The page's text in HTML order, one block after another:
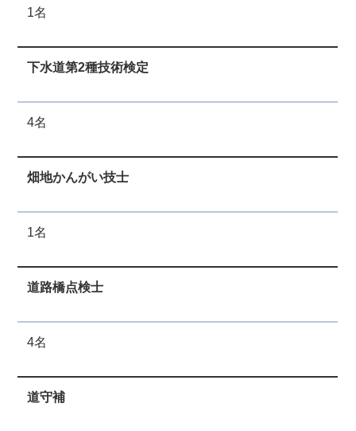
1名
下水道第2種技術検定
4名
畑地かんがい技士
1名
道路橋点検士
4名
道守補